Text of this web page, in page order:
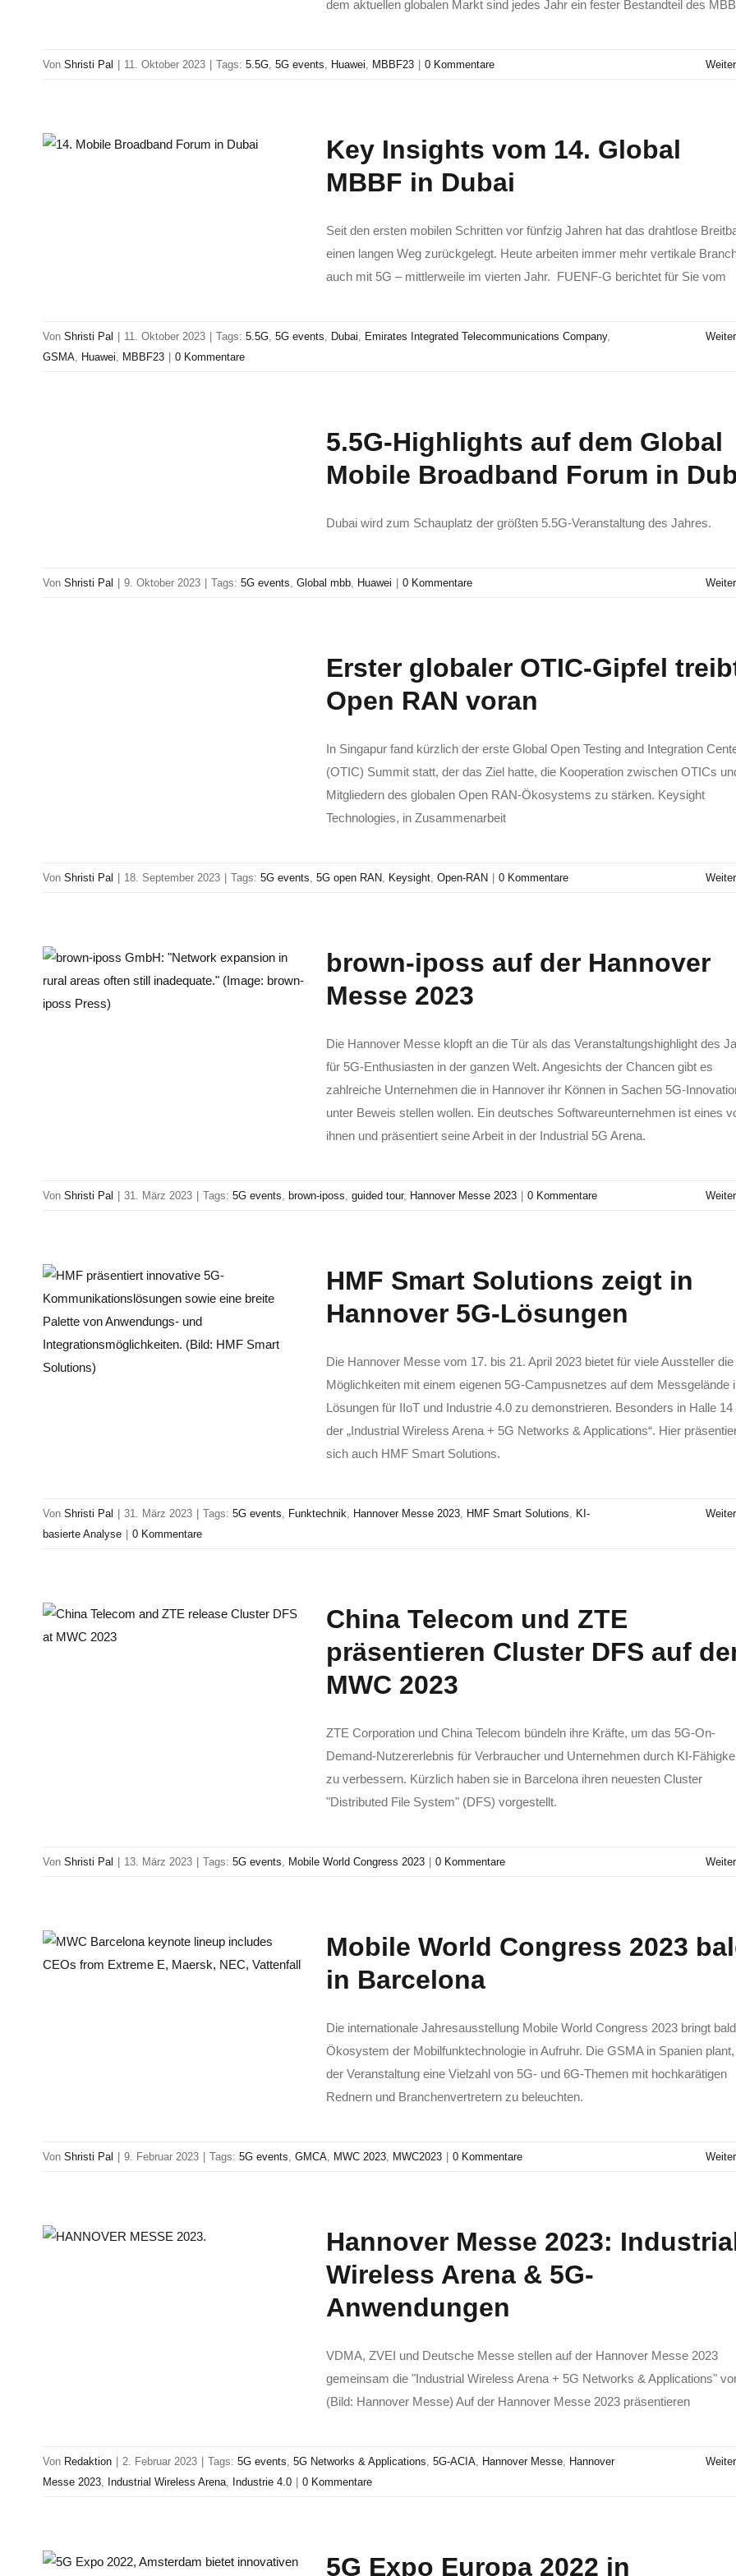
dem aktuellen globalen Markt sind jedes Jahr ein fester Bestandteil des
Von Shristi Pal 11. Oktober 2023 Tags: 5.5G, 5G events, Huawei, MBBF23 0 Kommentare
Key Insights vom 14. Global
MBBF in Dubai
Seit den ersten mobilen Schritten vor fünfzig Jahren hat das drahtlose
einen langen Weg zurückgelegt. Heute arbeiten immer mehr vertikale
auch mit 5G – mittlerweile im vierten Jahr. FUENF-G berichtet für Sie vom
Von Shristi Pal 11. Oktober 2023 Tags: 5.5G, 5G events, Dubai, Emirates Integrated Telecommunications Company,
GSMA, Huawei, MBBF23 0 Kommentare
5.5G-Highlights auf dem Global
Mobile Broadband Forum in
Dubai wird zum Schauplatz der größten 5.5G-Veranstaltung des Jahres.
Von Shristi Pal 9. Oktober 2023 Tags: 5G events, Global mbb, Huawei 0 Kommentare
Erster globaler OTIC-Gipfel
Open RAN voran
In Singapur fand kürzlich der erste Global Open Testing and Integration
(OTIC) Summit statt, der das Ziel hatte, die Kooperation zwischen OTICs
Mitgliedern des globalen Open RAN-Ökosystems zu stärken. Keysight
Technologies, in Zusammenarbeit
Von Shristi Pal 18. September 2023 Tags: 5G events, 5G open RAN, Keysight, Open-RAN 0 Kommentare
brown-iposs auf der Hannover
Messe 2023
Die Hannover Messe klopft an die Tür als das Veranstaltungshighlight des
für 5G-Enthusiasten in der ganzen Welt. Angesichts der Chancen gibt es
zahlreiche Unternehmen die in Hannover ihr Können in Sachen 5G-
unter Beweis stellen wollen. Ein deutsches Softwareunternehmen ist eines
ihnen und präsentiert seine Arbeit in der Industrial 5G Arena.
Von Shristi Pal 31. März 2023 Tags: 5G events, brown-iposs, guided tour, Hannover Messe 2023 0 Kommentare
HMF Smart Solutions zeigt in
Hannover 5G-Lösungen
Die Hannover Messe vom 17. bis 21. April 2023 bietet für viele Aussteller die
Möglichkeiten mit einem eigenen 5G-Campusnetzes auf dem Messgelände
Lösungen für IIoT und Industrie 4.0 zu demonstrieren. Besonders in Halle 14
der „Industrial Wireless Arena + 5G Networks & Applications“. Hier
sich auch HMF Smart Solutions.
Von Shristi Pal 31. März 2023 Tags: 5G events, Funktechnik, Hannover Messe 2023, HMF Smart Solutions, KI-
basierte Analyse
0 Kommentare
China Telecom und ZTE
präsentieren Cluster DFS auf
MWC 2023
ZTE Corporation und China Telecom bündeln ihre Kräfte, um das 5G-On-
Demand-Nutzererlebnis für Verbraucher und Unternehmen durch KI-
zu verbessern. Kürzlich haben sie in Barcelona ihren neuesten Cluster
"Distributed File System" (DFS) vorgestellt.
Von Shristi Pal 13. März 2023 Tags: 5G events, Mobile World Congress 2023 0 Kommentare
Mobile World Congress 2023
in Barcelona
Die internationale Jahresausstellung Mobile World Congress 2023 bringt
Ökosystem der Mobilfunktechnologie in Aufruhr. Die GSMA in Spanien
der Veranstaltung eine Vielzahl von 5G- und 6G-Themen mit hochkarätigen
Rednern und Branchenvertretern zu beleuchten.
Von Shristi Pal 9. Februar 2023 Tags: 5G events, GMCA, MWC 2023, MWC2023 0 Kommentare
Hannover Messe 2023:
Wireless Arena & 5G-
Anwendungen
VDMA, ZVEI und Deutsche Messe stellen auf der Hannover Messe 2023
gemeinsam die "Industrial Wireless Arena + 5G Networks & Applications"
(Bild: Hannover Messe) Auf der Hannover Messe 2023 präsentieren
Von Redaktion 2. Februar 2023 Tags: 5G events, 5G Networks & Applications, 5G-ACIA, Hannover Messe, Hannover
Messe 2023, Industrial Wireless Arena, Industrie 4.0 0 Kommentare
5G Expo Europa 2022 in